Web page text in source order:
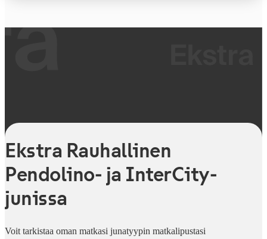
Ekstra Rauhallinen
Pendolino- ja InterCity-
junissa
Voit tarkistaa oman matkasi junatyypin matkalipustasi